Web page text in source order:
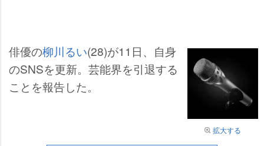
拡大する
俳優の柳川るい(28)が11日、自身
のSNSを更新。芸能界を引退する
ことを報告した。